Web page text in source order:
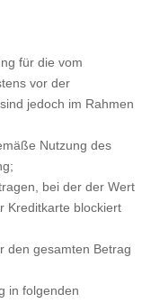
für die vom
vor der
jedoch im Rahmen
Nutzung des
bei der der Wert
Kreditkarte blockiert
den gesamten Betrag
in folgenden